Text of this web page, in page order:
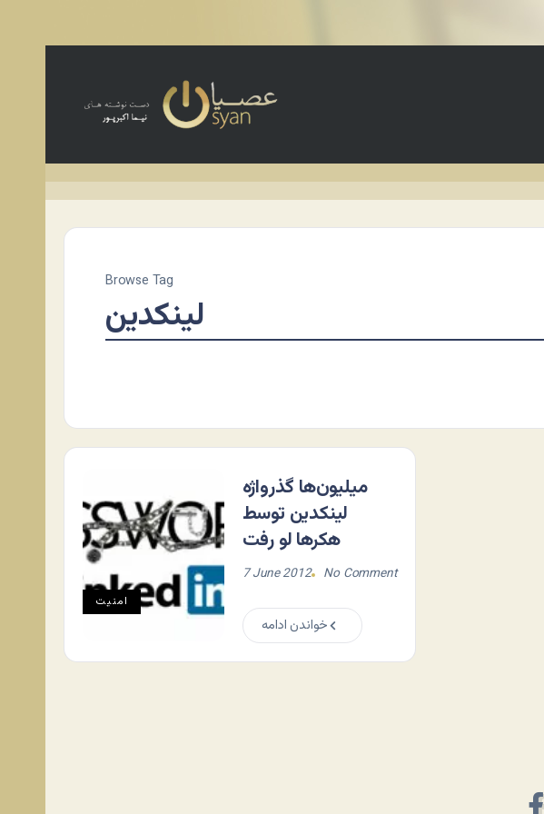
Browse Tag
لینکدین
امنیت
میلیون‌ها گذرواژه
لینکدین توسط
هکرها لو رفت
7 June 2012 No Comment
خواندن ادامه